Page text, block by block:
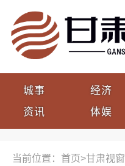
城事
资讯
经济
体娱
当前位置：首页>甘肃视窗